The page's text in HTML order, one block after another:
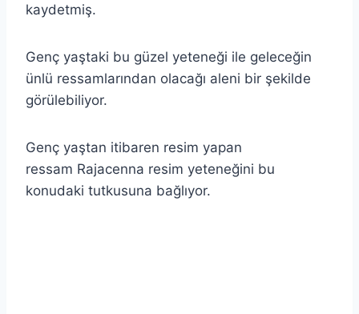
kaydetmiş.
Genç yaştaki bu güzel yeteneği ile geleceğin
ünlü ressamlarından olacağı aleni bir şekilde
görülebiliyor.
Genç yaştan itibaren resim yapan
ressam Rajacenna resim yeteneğini bu
konudaki tutkusuna bağlıyor.